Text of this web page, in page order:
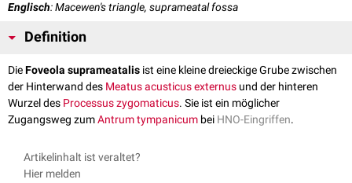
Englisch: Macewen's triangle, suprameatal fossa
Definition
DieFoveola suprameatalis ist eine kleine dreieckige Grube zwischen
der Hinterwand des Meatus acusticus externus und der hinteren
Wurzel des Processus zygomaticus. Sie ist ein möglicher
Zugangsweg zumAntrum tympanicum bei HNO-Eingriffen.
Artikelinhalt ist veraltet?
Hier melden